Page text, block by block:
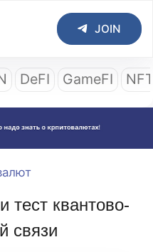
JOIN
DeFI GameFI
тест квантово-
связи